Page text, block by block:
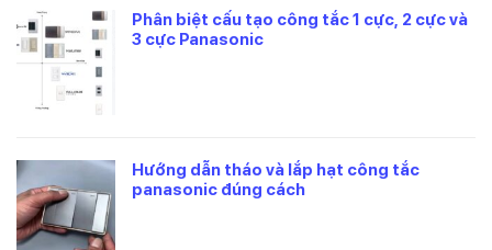
Phân biệt cấu tạo công tắc 1 cực, 2 cực và
3 cực Panasonic
Hướng dẫn tháo và lắp hạt công tắc
panasonic đúng cách